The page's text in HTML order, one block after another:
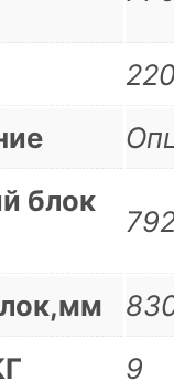
блок
9